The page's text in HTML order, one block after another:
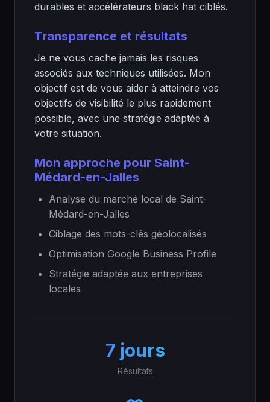
durables et accélérateurs black hat ciblés.
Transparence et résultats
Je ne vous cache jamais les risques
associés aux techniques utilisées. Mon
objectif est de vous aider à atteindre vos
objectifs de visibilité le plus rapidement
possible, avec une stratégie adaptée à
votre situation.
Mon approche pour Saint-
Médard-en-Jalles
Analyse du marché local de Saint-
Médard-en-Jalles
Ciblage des mots-clés géolocalisés
Optimisation Google Business Profile
Stratégie adaptée aux entreprises
locales
7 jours
Résultats